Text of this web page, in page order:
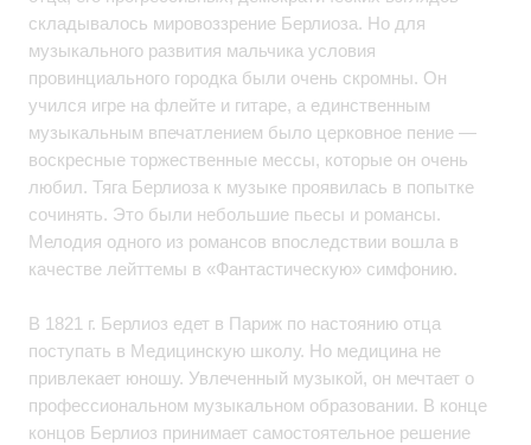
складывалось мировоззрение Берлиоза. Но для
музыкального развития мальчика условия
провинциального городка были очень скромны. Он
учился игре на флейте и гитаре, а единственным
музыкальным впечатлением было церковное пение —
воскресные торжественные мессы, которые он очень
любил. Тяга Берлиоза к музыке проявилась в попытке
сочинять. Это были небольшие пьесы и романсы.
Мелодия одного из романсов впоследствии вошла в
качестве лейттемы в «Фантастическую» симфонию.
В 1821 г. Берлиоз едет в Париж по настоянию отца
поступать в Медицинскую школу. Но медицина не
привлекает юношу. Увлеченный музыкой, он мечтает о
профессиональном музыкальном образовании. В конце
концов Берлиоз принимает самостоятельное решение